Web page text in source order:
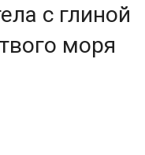
с глиной
моря